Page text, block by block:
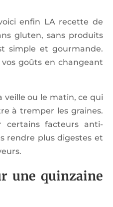
enfin LA recette de
gluten, sans produits
simple et gourmande.
vos goûts en changeant
veille ou le matin, ce qui
à tremper les graines.
certains facteurs anti-
rendre plus digestes et
une quinzaine